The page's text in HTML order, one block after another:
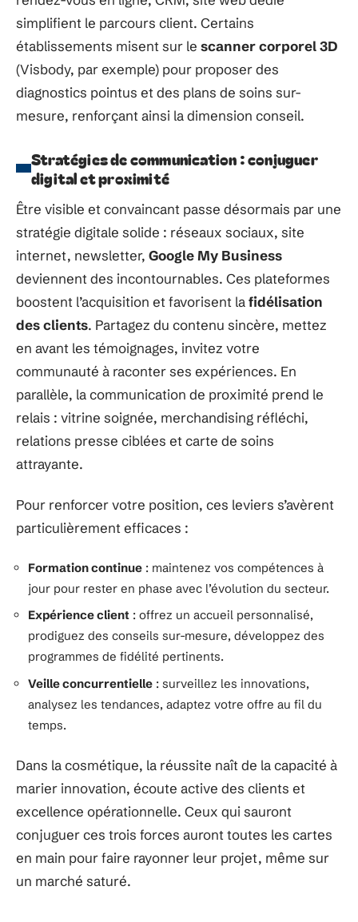
simplifient le parcours client. Certains
établissements misent sur le scanner corporel 3D
(Visbody, par exemple) pour proposer des
diagnostics pointus et des plans de soins sur-
mesure, renforçant ainsi la dimension conseil.
Stratégies de communication : conjuguer
digital et proximité
Être visible et convaincant passe désormais par une
stratégie digitale solide : réseaux sociaux, site
internet, newsletter, Google My Business
deviennent des incontournables. Ces plateformes
boostent l’acquisition et favorisent lafidélisation
des clients. Partagez du contenu sincère, mettez
en avant les témoignages, invitez votre
communauté à raconter ses expériences. En
parallèle, la communication de proximité prend le
relais : vitrine soignée, merchandising réfléchi,
relations presse ciblées et carte de soins
attrayante.
Pour renforcer votre position, ces leviers s’avèrent
particulièrement efficaces :
Formation continue : maintenez vos compétences à
jour pour rester en phase avec l’évolution du secteur.
Expérience client : offrez un accueil personnalisé,
prodiguez des conseils sur-mesure, développez des
programmes de fidélité pertinents.
Veille concurrentielle : surveillez les innovations,
analysez les tendances, adaptez votre offre au fil du
temps.
Dans la cosmétique, la réussite naît de la capacité à
marier innovation, écoute active des clients et
excellence opérationnelle. Ceux qui sauront
conjuguer ces trois forces auront toutes les cartes
en main pour faire rayonner leur projet, même sur
un marché saturé.